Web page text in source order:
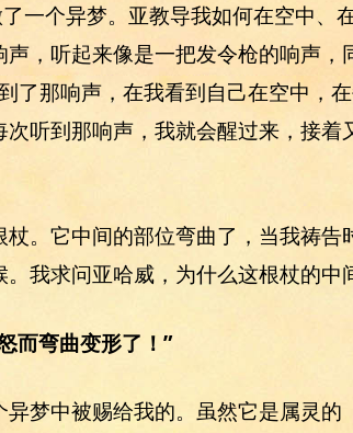
一个异梦。亚教导我如何在空中、
，听起来像是一把发令枪的响声，
了那响声，在我看到自己在空中，
听到那响声，我就会醒过来，接着
。它中间的部位弯曲了，当我祷
。我求问亚哈威，为什么这根杖的中
而弯曲变形了！”
梦中被赐给我的。虽然它是属灵